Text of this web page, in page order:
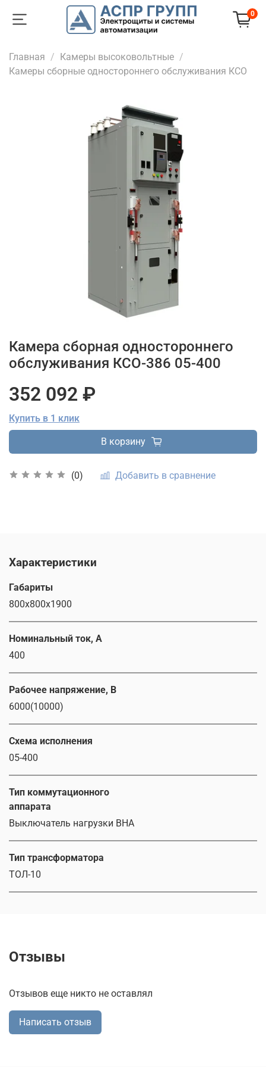
0
Главная
Камеры высоковольтные
Камеры сборные одностороннего обслуживания КСО
Камера сборная одностороннего
обслуживания КСО-386 05-400
(0) Добавить в сравнение
352 092 ₽
Купить в 1 клик
В корзину
Характеристики
Габариты
800x800x1900
Номинальный ток, А
400
Рабочее напряжение, В
6000(10000)
Схема исполнения
05-400
Тип коммутационного
аппарата
Выключатель нагрузки ВНА
Тип трансформатора
ТОЛ-10
Отзывы
Отзывов еще никто не оставлял
Написать отзыв